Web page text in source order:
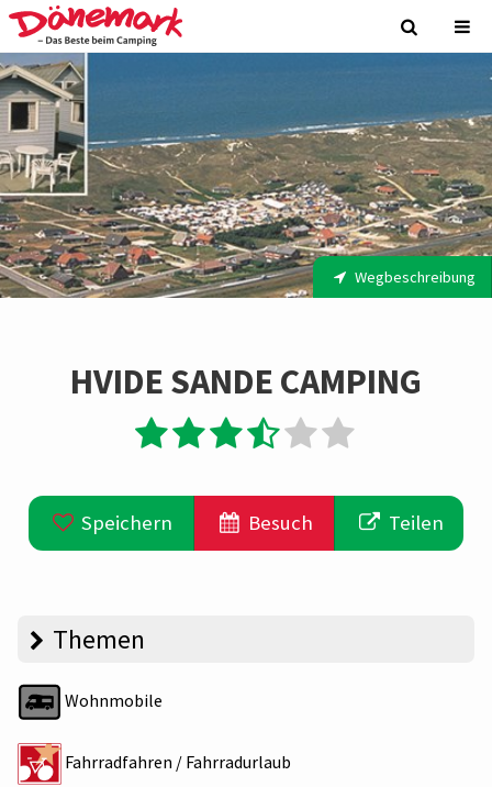
Wegbeschreibung
HVIDE SANDE CAMPING
Speichern Besuch Teilen
Themen
Wohnmobile
Fahrradfahren / Fahrradurlaub